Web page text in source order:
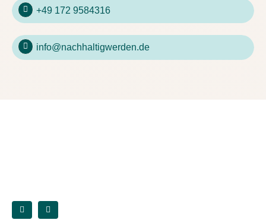
+49 172 9584316
info@nachhaltigwerden.de